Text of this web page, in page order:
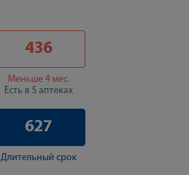
436
Меньше 4 мес.
Есть в 5 аптеках
627
Длительный срок